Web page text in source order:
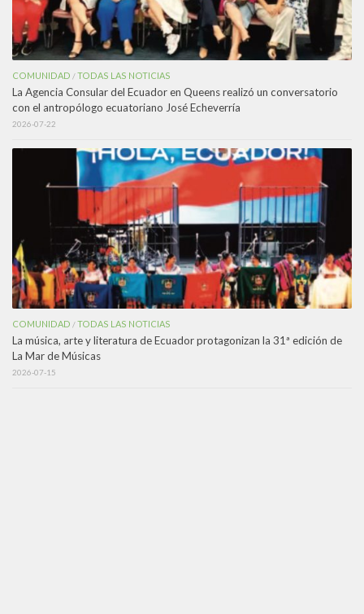
COMUNIDAD /TODAS LAS NOTICIAS
La Agencia Consular del Ecuador en Queens realizó un conversatorio
con el antropólogo ecuatoriano José Echeverría
2026-07-22
COMUNIDAD /TODAS LAS NOTICIAS
La música, arte y literatura de Ecuador protagonizan la 31ª edición de
La Mar de Músicas
2026-07-15